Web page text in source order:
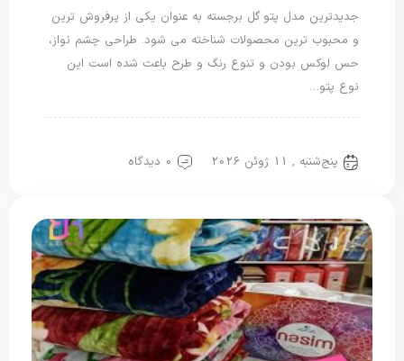
جدیدترین مدل پتو گل برجسته به عنوان یکی از پرفروش ترین
و محبوب ترین محصولات شناخته می شود. طراحی چشم نواز،
حس لوکس بودن و تنوع رنگ و طرح باعث شده است این
نوع پتو…
پنج‌شنبه , 11 ژوئن 2026 0 دیدگاه